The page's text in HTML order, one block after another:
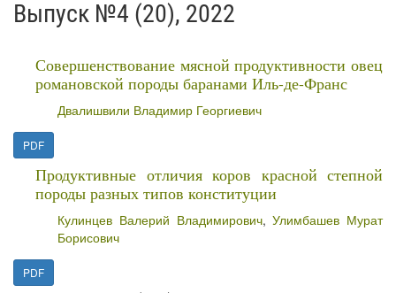
Выпуск №4 (20), 2022
Совершенствование мясной продуктивности овец
романовской породы баранами Иль-де-Франс
Двалишвили Владимир Георгиевич
PDF
Продуктивные отличия коров красной степной
породы разных типов конституции
Кулинцев Валерий Владимирович,Улимбашев Мурат
Борисович
PDF